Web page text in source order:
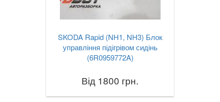
SKODA Rapid (NH1, NH3) Блок
управління підігрівом сидінь
(6R0959772A)
Від 1800 грн.